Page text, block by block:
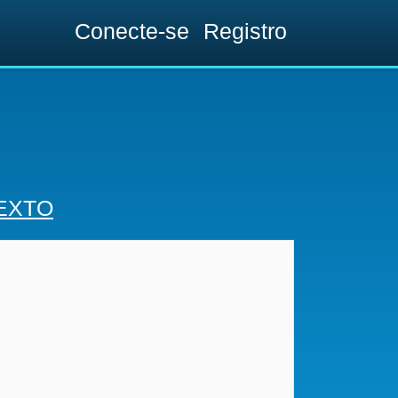
Conecte-se Registro